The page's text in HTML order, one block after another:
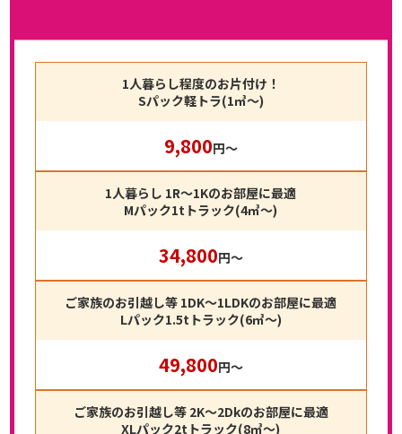
1人暮らし程度のお片付け！
Sパック軽トラ(1㎥〜)
9,800円〜
1人暮らし 1R～1Kのお部屋に最適
Mパック1tトラック(4㎥〜)
34,800円〜
ご家族のお引越し等 1DK～1LDKのお部屋に最適
Lパック1.5tトラック(6㎥〜)
49,800円〜
ご家族のお引越し等 2K～2Dkのお部屋に最適
XLパック2tトラック(8㎥〜)